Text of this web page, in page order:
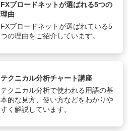
FXブロードネットが選ばれる5つの
理由
FXブロードネットが選ばれている5
つの理由をご紹介しています。
テクニカル分析チャート講座
テクニカル分析で使われる用語の基
本的な見方、使い方などをわかりや
すく解説しています。